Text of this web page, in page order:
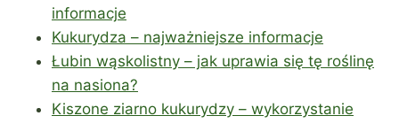
informacje
Kukurydza – najważniejsze informacje
Łubin wąskolistny – jak uprawia się tę roślinę
na nasiona?
Kiszone ziarno kukurydzy – wykorzystanie